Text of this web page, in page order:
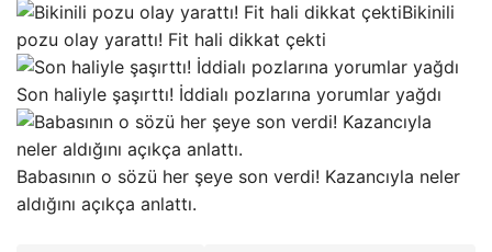
Bikinili
pozu olay yarattı! Fit hali dikkat çekti
Son haliyle şaşırttı! İddialı pozlarına yorumlar yağdı
Babasının o sözü her şeye son verdi! Kazancıyla neler
aldığını açıkça anlattı.